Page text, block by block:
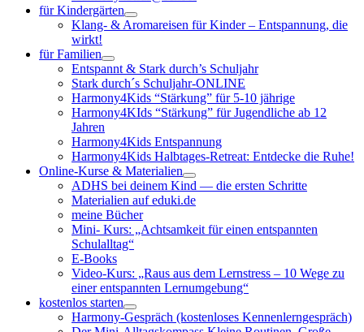
für Kindergärten
Klang- & Aromareisen für Kinder – Entspannung, die
wirkt!
für Familien
Entspannt & Stark durch’s Schuljahr
Stark durch´s Schuljahr-ONLINE
Harmony4Kids “Stärkung” für 5-10 jährige
Harmony4KIds “Stärkung” für Jugendliche ab 12
Jahren
Harmony4Kids Entspannung
Harmony4Kids Halbtages-Retreat: Entdecke die Ruhe!
Online-Kurse & Materialien
ADHS bei deinem Kind — die ersten Schritte
Materialien auf eduki.de
meine Bücher
Mini- Kurs: „Achtsamkeit für einen entspannten
Schulalltag“
E-Books
Video-Kurs: „Raus aus dem Lernstress – 10 Wege zu
einer entspannten Lernumgebung“
kostenlos starten
Harmony-Gespräch (kostenloses Kennenlerngespräch)